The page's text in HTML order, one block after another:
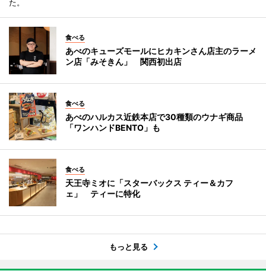
た。
食べる
あべのキューズモールにヒカキンさん店主のラーメ
ン店「みそきん」 関西初出店
食べる
あべのハルカス近鉄本店で30種類のウナギ商品
「ワンハンドBENTO」も
食べる
天王寺ミオに「スターバックス ティー＆カフ
ェ」 ティーに特化
もっと見る